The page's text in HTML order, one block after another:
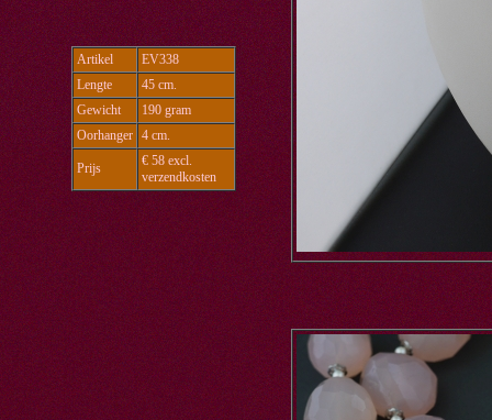
Artikel
EV338
Lengte
45 cm.
Gewicht
190 gram
Oorhanger 4 cm.
Prijs
€ 58 excl.
verzendkosten